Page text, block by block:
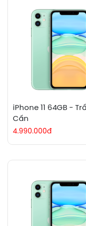
iPhone 11 64GB -
Cấn
4.990.000đ